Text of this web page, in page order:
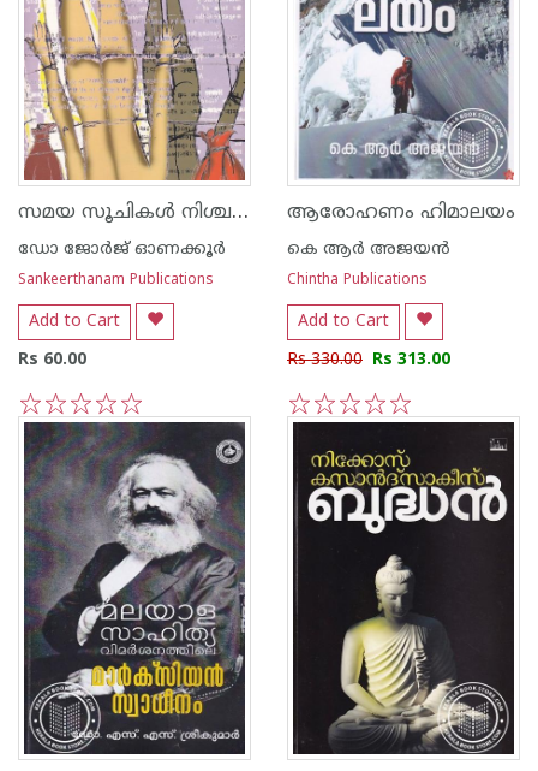
സമയ സൂചികള്‍ നിശ്ചലം
ഡോ ജോര്‍ജ് ഓണക്കൂര്‍
Sankeerthanam Publications
Add to Cart
Rs 60.00
5
4
3
2
1
ആരോഹണം ഹിമാലയം
കെ ആര്‍ അജയന്‍
Chintha Publications
Add to Cart
Rs 330.00 Rs 313.00
5
4
3
2
1